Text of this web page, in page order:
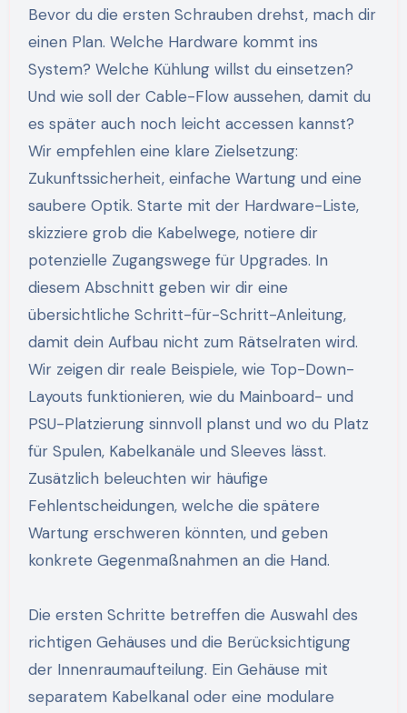
Bevor du die ersten Schrauben drehst, mach dir
einen Plan. Welche Hardware kommt ins
System? Welche Kühlung willst du einsetzen?
Und wie soll der Cable-Flow aussehen, damit du
es später auch noch leicht accessen kannst?
Wir empfehlen eine klare Zielsetzung:
Zukunftssicherheit, einfache Wartung und eine
saubere Optik. Starte mit der Hardware-Liste,
skizziere grob die Kabelwege, notiere dir
potenzielle Zugangswege für Upgrades. In
diesem Abschnitt geben wir dir eine
übersichtliche Schritt-für-Schritt-Anleitung,
damit dein Aufbau nicht zum Rätselraten wird.
Wir zeigen dir reale Beispiele, wie Top-Down-
Layouts funktionieren, wie du Mainboard- und
PSU-Platzierung sinnvoll planst und wo du Platz
für Spulen, Kabelkanäle und Sleeves lässt.
Zusätzlich beleuchten wir häufige
Fehlentscheidungen, welche die spätere
Wartung erschweren könnten, und geben
konkrete Gegenmaßnahmen an die Hand.
Die ersten Schritte betreffen die Auswahl des
richtigen Gehäuses und die Berücksichtigung
der Innenraumaufteilung. Ein Gehäuse mit
separatem Kabelkanal oder eine modulare